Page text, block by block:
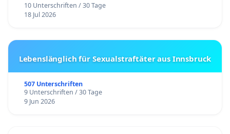
10 Unterschriften / 30 Tage
18 Jul 2026
Lebenslänglich für Sexualstraftäter aus Innsbruck
507 Unterschriften
9 Unterschriften / 30 Tage
9 Jun 2026